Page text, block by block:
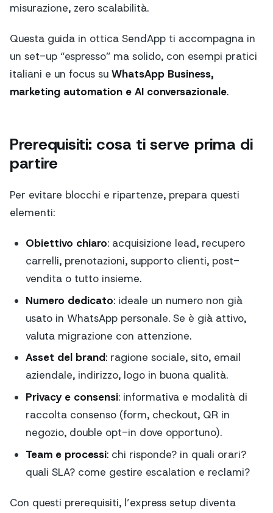
misurazione, zero scalabilità.
Questa guida in ottica SendApp ti accompagna in
un set-up “espresso” ma solido, con esempi pratici
italiani e un focus su WhatsApp Business,
marketing automation e AI conversazionale.
Prerequisiti: cosa ti serve prima di
partire
Per evitare blocchi e ripartenze, prepara questi
elementi:
Obiettivo chiaro: acquisizione lead, recupero
carrelli, prenotazioni, supporto clienti, post-
vendita o tutto insieme.
Numero dedicato: ideale un numero non già
usato in WhatsApp personale. Se è già attivo,
valuta migrazione con attenzione.
Asset del brand: ragione sociale, sito, email
aziendale, indirizzo, logo in buona qualità.
Privacy e consensi: informativa e modalità di
raccolta consenso (form, checkout, QR in
negozio, double opt-in dove opportuno).
Team e processi: chi risponde? in quali orari?
quali SLA? come gestire escalation e reclami?
Con questi prerequisiti, l’express setup diventa